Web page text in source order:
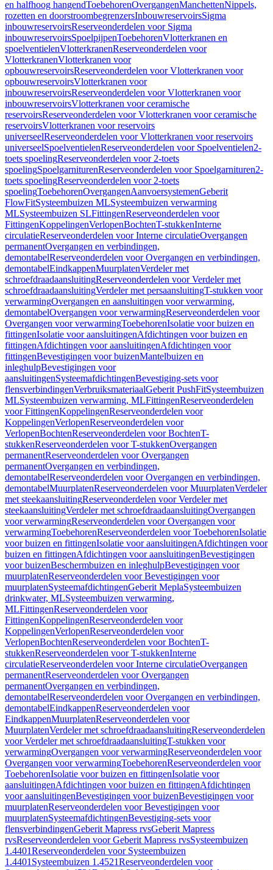
en halfhoog hangendToebehorenOvergangenManchettenNippels,
rozetten en doorstroombegrenzersInbouwreservoirsSigma
inbouwreservoirsReserveonderdelen voor Sigma
inbouwreservoirsSpoelpijpenToebehorenVlotterkranen en
spoelventielenVlotterkranenReserveonderdelen voor
VlotterkranenVlotterkranen voor
opbouwreservoirsReserveonderdelen voor Vlotterkranen voor
opbouwreservoirsVlotterkranen voor
inbouwreservoirsReserveonderdelen voor Vlotterkranen voor
inbouwreservoirsVlotterkranen voor ceramische
reservoirsReserveonderdelen voor Vlotterkranen voor ceramische
reservoirsVlotterkranen voor reservoirs
universeelReserveonderdelen voor Vlotterkranen voor reservoirs
universeelSpoelventielenReserveonderdelen voor Spoelventielen2-
toets spoelingReserveonderdelen voor 2-toets
spoelingSpoelgarniturenReserveonderdelen voor Spoelgarnituren2-
toets spoelingReserveonderdelen voor 2-toets
spoelingToebehorenOvergangenAanvoersystemenGeberit
FlowFitSysteembuizen MLSysteembuizen verwarming
MLSysteembuizen SLFittingenReserveonderdelen voor
FittingenKoppelingenVerlopenBochtenT-stukkenInterne
circulatieReserveonderdelen voor Interne circulatieOvergangen
permanentOvergangen en verbindingen,
demontabelReserveonderdelen voor Overgangen en verbindingen,
demontabelEindkappenMuurplatenVerdeler met
schroefdraadaansluitingReserveonderdelen voor Verdeler met
schroefdraadaansluitingVerdeler met persaansluitingT-stukken voor
verwarmingOvergangen en aansluitingen voor verwarming,
demontabelOvergangen voor verwarmingReserveonderdelen voor
Overgangen voor verwarmingToebehorenIsolatie voor buizen en
fittingenIsolatie voor aansluitingenAfdichtingen voor buizen en
fittingenAfdichtingen voor aansluitingenAfdichtingen voor
fittingenBevestigingen voor buizenMantelbuizen en
inleghulpBevestigingen voor
aansluitingenSysteemafdichtingenBevestiging-sets voor
flensverbindingenVerbruiksmateriaalGeberit PushFitSysteembuizen
MLSysteembuizen verwarming, MLFittingenReserveonderdelen
voor FittingenKoppelingenReserveonderdelen voor
KoppelingenVerlopenReserveonderdelen voor
VerlopenBochtenReserveonderdelen voor BochtenT-
stukkenReserveonderdelen voor T-stukkenOvergangen
permanentReserveonderdelen voor Overgangen
permanentOvergangen en verbindingen,
demontabelReserveonderdelen voor Overgangen en verbindingen,
demontabelMuurplatenReserveonderdelen voor MuurplatenVerdeler
met steekaansluitingReserveonderdelen voor Verdeler met
steekaansluitingVerdeler met schroefdraadaansluitingOvergangen
voor verwarmingReserveonderdelen voor Overgangen voor
verwarmingToebehorenReserveonderdelen voor ToebehorenIsolatie
voor buizen en fittingenIsolatie voor aansluitingenAfdichtingen voor
buizen en fittingenAfdichtingen voor aansluitingenBevestigingen
voor buizenBeschermbuizen en inleghulpBevestigingen voor
muurplatenReserveonderdelen voor Bevestigingen voor
muurplatenSysteemafdichtingenGeberit MeplaSysteembuizen
drinkwater, MLSysteembuizen verwarming,
MLFittingenReserveonderdelen voor
FittingenKoppelingenReserveonderdelen voor
KoppelingenVerlopenReserveonderdelen voor
VerlopenBochtenReserveonderdelen voor BochtenT-
stukkenReserveonderdelen voor T-stukkenInterne
circulatieReserveonderdelen voor Interne circulatieOvergangen
permanentReserveonderdelen voor Overgangen
permanentOvergangen en verbindingen,
demontabelReserveonderdelen voor Overgangen en verbindingen,
demontabelEindkappenReserveonderdelen voor
EindkappenMuurplatenReserveonderdelen voor
MuurplatenVerdeler met schroefdraadaansluitingReserveonderdelen
voor Verdeler met schroefdraadaansluitingT-stukken voor
verwarmingOvergangen voor verwarmingReserveonderdelen voor
Overgangen voor verwarmingToebehorenReserveonderdelen voor
ToebehorenIsolatie voor buizen en fittingenIsolatie voor
aansluitingenAfdichtingen voor buizen en fittingenAfdichtingen
voor aansluitingenBevestigingen voor buizenBevestigingen voor
muurplatenReserveonderdelen voor Bevestigingen voor
muurplatenSysteemafdichtingenBevestiging-sets voor
flensverbindingenGeberit Mapress rvsGeberit Mapress
rvsReserveonderdelen voor Geberit Mapress rvsSysteembuizen
1.4401Reserveonderdelen voor Systeembuizen
1.4401 Systeembuizen 1.4521Reserveonderdelen voor